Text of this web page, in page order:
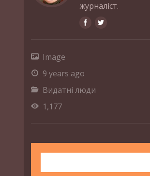
журналіст.
Image
9 years ago
Видатні люди
1,177